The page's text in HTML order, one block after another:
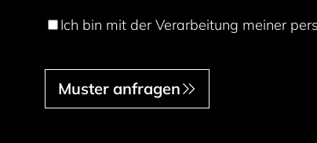
Ich bin mit der Verarbeitung meiner
Muster anfragen